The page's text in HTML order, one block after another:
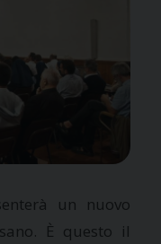
un nuovo
È questo il